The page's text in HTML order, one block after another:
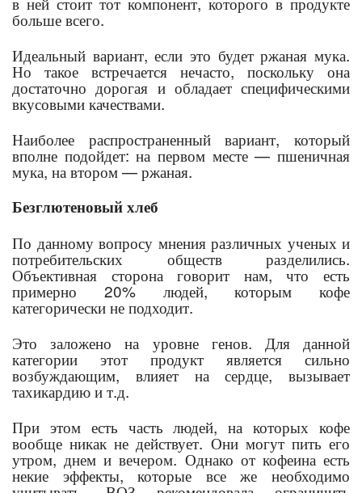
больше всего.
Идеальный вариант, если это будет ржаная мука.
Но такое встречается нечасто, поскольку она
достаточно дорогая и обладает специфическими
вкусовыми качествами.
Наиболее распространенный вариант, который
вполне подойдет: на первом месте — пшеничная
мука, на втором — ржаная.
Безглютеновый хлеб
По данному вопросу мнения различных ученых и
потребительских обществ разделились.
Объективная сторона говорит нам, что есть
примерно 20% людей, которым кофе
категорически не подходит.
Это заложено на уровне генов. Для данной
категории этот продукт является сильно
возбуждающим, влияет на сердце, вызывает
тахикардию и т.д.
При этом есть часть людей, на которых кофе
вообще никак не действует. Они могут пить его
утром, днем и вечером. Однако от кофеина есть
некие эффекты, которые все же необходимо